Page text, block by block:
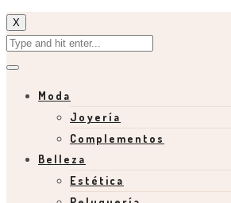
X
Moda
Joyería
Complementos
Belleza
Estética